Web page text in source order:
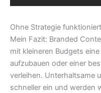
Ohne Strategie
Mein Fazit: Branded
mit kleineren Budgets
aufzubauen oder einer
verleihen. Unterhaltsame
schneller ein und werden